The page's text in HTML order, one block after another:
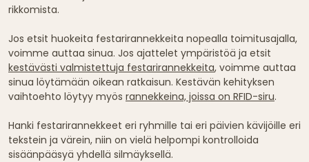
rikkomista.
Jos etsit huokeita festarirannekkeita nopealla toimitusajalla,
voimme auttaa sinua. Jos ajattelet ympäristöä ja etsit
kestävästi valmistettuja festarirannekkeita, voimme auttaa
sinua löytämään oikean ratkaisun. Kestävän kehityksen
vaihtoehto löytyy myös rannekkeina, joissa on RFID-siru.
Hanki festarirannekkeet eri ryhmille tai eri päivien kävijöille eri
tekstein ja värein, niin on vielä helpompi kontrolloida
sisäänpääsyä yhdellä silmäyksellä.